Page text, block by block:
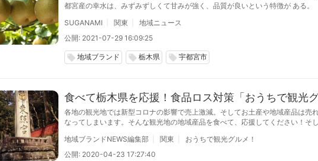
都宮産の幸水は、みずみずしくて甘みが強く、品質が良いという特徴が ある。
SUGANAMI
関東
地域ニュース
公開: 2021-07-29 16:09:25
local_offer 地域ブランド local_offer 栃木県 local_offer 宇都宮市
食べて栃木県を応援！食品ロス対策「おうちで観光グ
各地の観光地では新型コロナの影響で売上激減。そしてお土産や地域産品は売
なってしまいます。そんな観光地の地域産品を食べて、応援してください！そ
地域ブランドNEWS編集部
関東
おうちで観光グルメ！
公開: 2020-04-23 17:27:40